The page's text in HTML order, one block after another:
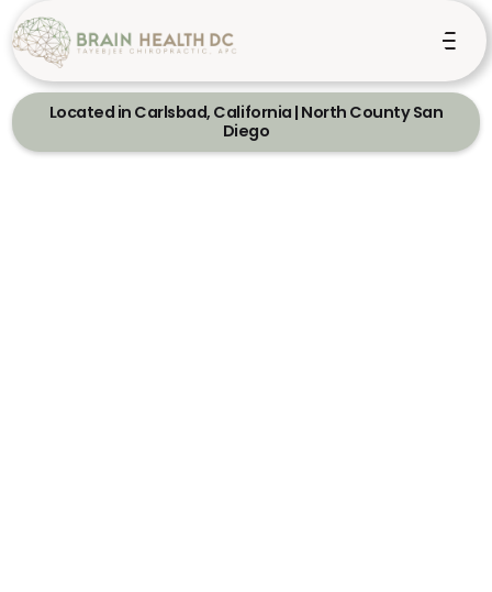
Located in Carlsbad, California | North County San
Diego